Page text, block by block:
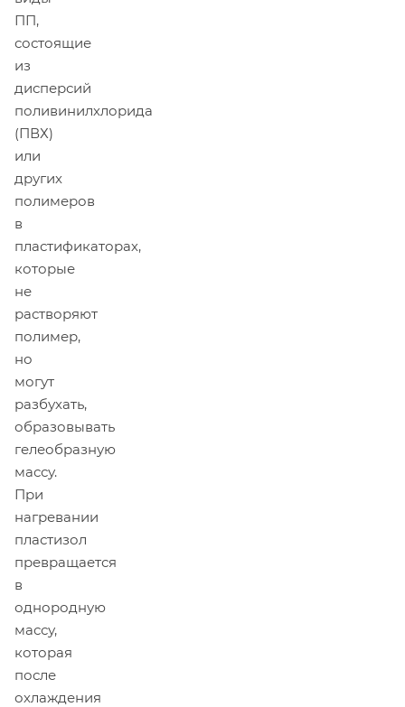
ПП,
состоящие
из
дисперсий
поливинилхлорида
(ПВХ)
или
других
полимеров
в
пластификаторах,
которые
не
растворяют
полимер,
но
могут
разбухать,
образовывать
гелеобразную
массу.
При
нагревании
пластизол
превращается
в
однородную
массу,
которая
после
охлаждения